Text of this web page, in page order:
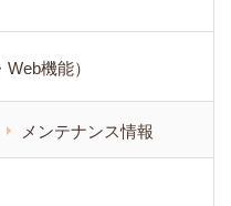
機能）
メンテナンス情報